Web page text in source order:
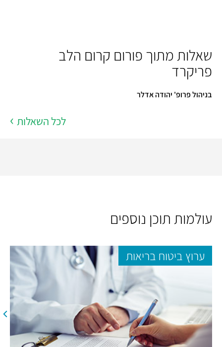
שאלות מתוך פורום קרום הלב
פריקרד
בניהול פרופ' יהודה אדלר
לכל השאלות
עולמות תוכן נוספים
ערוץ ביטוח בריאות